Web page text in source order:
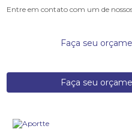
Entre em contato com um de
Faça seu
Faça seu